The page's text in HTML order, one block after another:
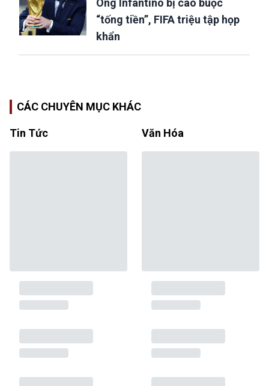
Ông Infantino bị cáo buộc
“tống tiền”, FIFA triệu tập họp
khẩn
CÁC CHUYÊN MỤC KHÁC
Tin Tức Văn Hóa